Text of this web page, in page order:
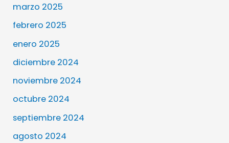
marzo 2025
febrero 2025
enero 2025
diciembre 2024
noviembre 2024
octubre 2024
septiembre 2024
agosto 2024